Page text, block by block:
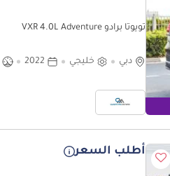
تويوتا برادو VXR 4.0L Adventure
دبي خليجي 2022
أطلب السعر